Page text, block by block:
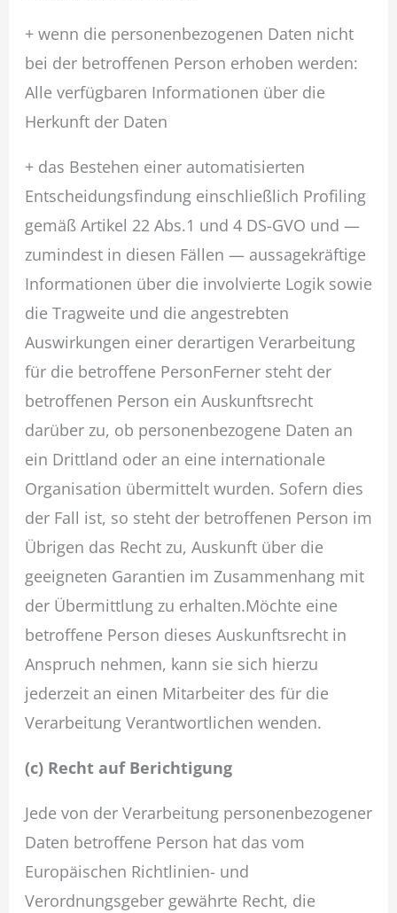
+ wenn die personenbezogenen Daten nicht
bei der betroffenen Person erhoben werden:
Alle verfügbaren Informationen über die
Herkunft der Daten
+ das Bestehen einer automatisierten
Entscheidungsfindung einschließlich Profiling
gemäß Artikel 22 Abs.1 und 4 DS-GVO und —
zumindest in diesen Fällen — aussagekräftige
Informationen über die involvierte Logik sowie
die Tragweite und die angestrebten
Auswirkungen einer derartigen Verarbeitung
für die betroffene PersonFerner steht der
betroffenen Person ein Auskunftsrecht
darüber zu, ob personenbezogene Daten an
ein Drittland oder an eine internationale
Organisation übermittelt wurden. Sofern dies
der Fall ist, so steht der betroffenen Person im
Übrigen das Recht zu, Auskunft über die
geeigneten Garantien im Zusammenhang mit
der Übermittlung zu erhalten.Möchte eine
betroffene Person dieses Auskunftsrecht in
Anspruch nehmen, kann sie sich hierzu
jederzeit an einen Mitarbeiter des für die
Verarbeitung Verantwortlichen wenden.
(c) Recht auf Berichtigung
Jede von der Verarbeitung personenbezogener
Daten betroffene Person hat das vom
Europäischen Richtlinien- und
Verordnungsgeber gewährte Recht, die